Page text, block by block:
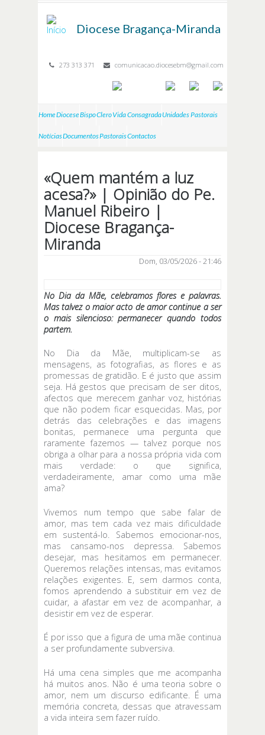
Diocese Bragança-Miranda
273 313 371 comunicacao.diocesebm@gmail.com
HomeDioceseBispoCleroVida ConsagradaUnidades Pastorais
NotíciasDocumentosPastoraisContactos
«Quem mantém a luz
acesa?» | Opinião do Pe.
Manuel Ribeiro |
Diocese Bragança-
Miranda
Dom, 03/05/2026 - 21:46
No Dia da Mãe, celebramos flores e palavras.
Mas talvez o maior acto de amor continue a ser
o mais silencioso: permanecer quando todos
partem.
No Dia da Mãe, multiplicam-se as
mensagens, as fotografias, as flores e as
promessas de gratidão. E é justo que assim
seja. Há gestos que precisam de ser ditos,
afectos que merecem ganhar voz, histórias
que não podem ficar esquecidas. Mas, por
detrás das celebrações e das imagens
bonitas, permanece uma pergunta que
raramente fazemos — talvez porque nos
obriga a olhar para a nossa própria vida com
mais verdade: o que significa,
verdadeiramente, amar como uma mãe
ama?
Vivemos num tempo que sabe falar de
amor, mas tem cada vez mais dificuldade
em sustentá-lo. Sabemos emocionar-nos,
mas cansamo-nos depressa. Sabemos
desejar, mas hesitamos em permanecer.
Queremos relações intensas, mas evitamos
relações exigentes. E, sem darmos conta,
fomos aprendendo a substituir em vez de
cuidar, a afastar em vez de acompanhar, a
desistir em vez de esperar.
É por isso que a figura de uma mãe continua
a ser profundamente subversiva.
Há uma cena simples que me acompanha
há muitos anos. Não é uma teoria sobre o
amor, nem um discurso edificante. É uma
memória concreta, dessas que atravessam
a vida inteira sem fazer ruído.